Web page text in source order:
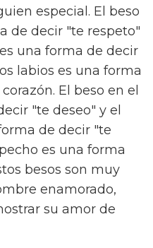
especial. El beso
de decir "te respeto"
una forma de decir
labios es una forma
El beso en el
"te deseo" y el
de decir "te
es una forma
besos son muy
enamorado,
su amor de